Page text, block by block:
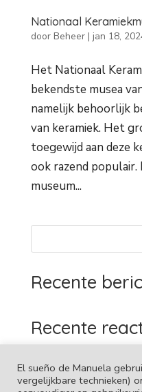
Nationaal
door Beheer| jan 18,
Het Nationaal
bekendste musea
namelijk behoorlijk
van keramiek. Het
toegewijd aan deze
ook razend
museum...
Recente
Recente
El sueño de Manuela
vergelijkbare technieken)